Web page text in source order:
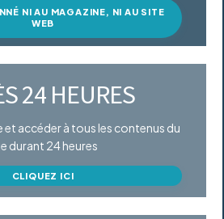
NI AU MAGAZINE, NI AU SITE
WEB
24 HEURES
et accéder à tous les contenus du
durant 24 heures
CLIQUEZ ICI